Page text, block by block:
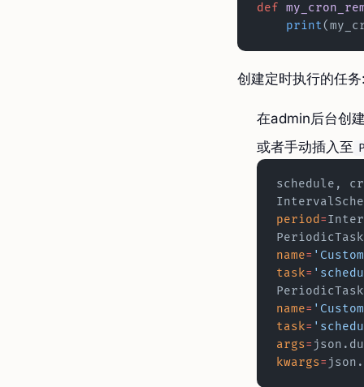
def
    print
创建定时执行的任
在admin后台创
或者手动插入至
schedule,
period =
name=
task=
name=
task=
args=
kwargs=